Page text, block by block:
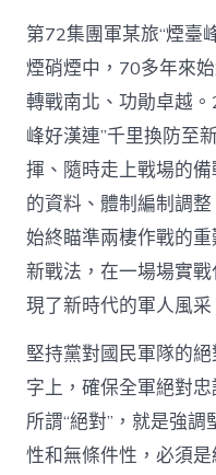
第72集團軍某旅“煙臺
煙硝煙中，70多年來
轉戰南北、功勛卓越
峰好漢連”千里換防至
揮、隨時走上戰場的
的資料、體制編制調
始終瞄準兩棲作戰的
新戰法，在一場場實
現了新時代的軍人風采
堅持黨對國民軍隊的
字上，確保全軍絕對
所謂“絕對”，就是強
性和無條件性，必須